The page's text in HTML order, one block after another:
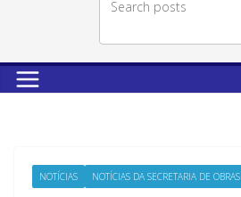
NOTÍCIAS NOTÍCIAS DA SECRETARIA DE OBRAS